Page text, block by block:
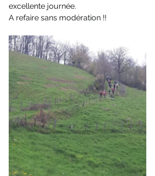
excellente journée.
A refaire sans modération !!